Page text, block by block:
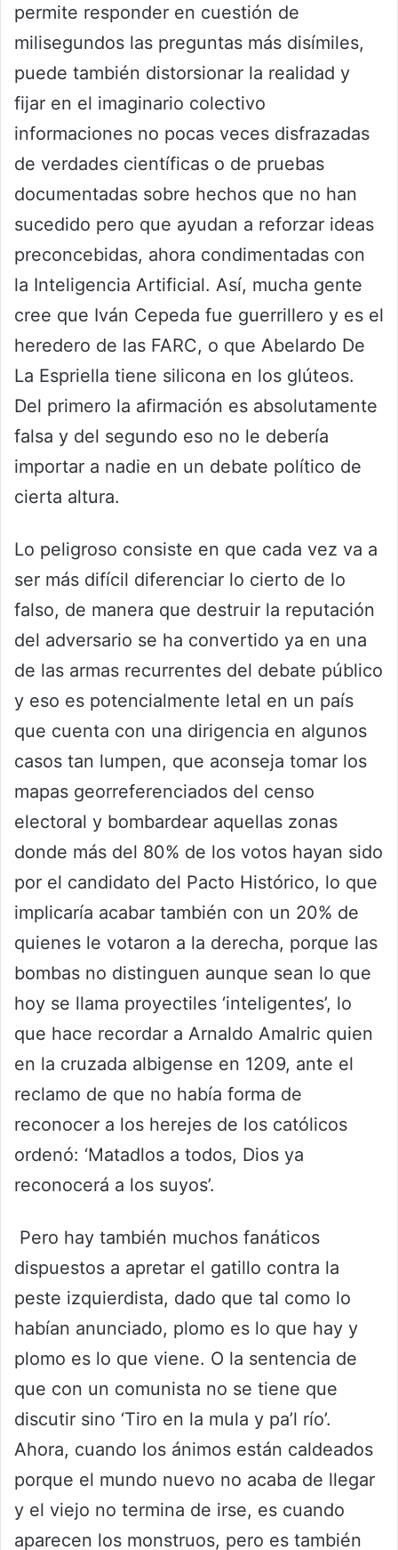
permite responder en cuestión de
milisegundos las preguntas más disímiles,
puede también distorsionar la realidad y
fijar en el imaginario colectivo
informaciones no pocas veces disfrazadas
de verdades científicas o de pruebas
documentadas sobre hechos que no han
sucedido pero que ayudan a reforzar ideas
preconcebidas, ahora condimentadas con
la Inteligencia Artificial. Así, mucha gente
cree que Iván Cepeda fue guerrillero y es el
heredero de las FARC, o que Abelardo De
La Espriella tiene silicona en los glúteos.
Del primero la afirmación es absolutamente
falsa y del segundo eso no le debería
importar a nadie en un debate político de
cierta altura.
Lo peligroso consiste en que cada vez va a
ser más difícil diferenciar lo cierto de lo
falso, de manera que destruir la reputación
del adversario se ha convertido ya en una
de las armas recurrentes del debate público
y eso es potencialmente letal en un país
que cuenta con una dirigencia en algunos
casos tan lumpen, que aconseja tomar los
mapas georreferenciados del censo
electoral y bombardear aquellas zonas
donde más del 80% de los votos hayan sido
por el candidato del Pacto Histórico, lo que
implicaría acabar también con un 20% de
quienes le votaron a la derecha, porque las
bombas no distinguen aunque sean lo que
hoy se llama proyectiles ‘inteligentes’, lo
que hace recordar a Arnaldo Amalric quien
en la cruzada albigense en 1209, ante el
reclamo de que no había forma de
reconocer a los herejes de los católicos
ordenó: ‘Matadlos a todos, Dios ya
reconocerá a los suyos’.
Pero hay también muchos fanáticos
dispuestos a apretar el gatillo contra la
peste izquierdista, dado que tal como lo
habían anunciado, plomo es lo que hay y
plomo es lo que viene. O la sentencia de
que con un comunista no se tiene que
discutir sino ‘Tiro en la mula y pa’l río’.
Ahora, cuando los ánimos están caldeados
porque el mundo nuevo no acaba de llegar
y el viejo no termina de irse, es cuando
aparecen los monstruos, pero es también